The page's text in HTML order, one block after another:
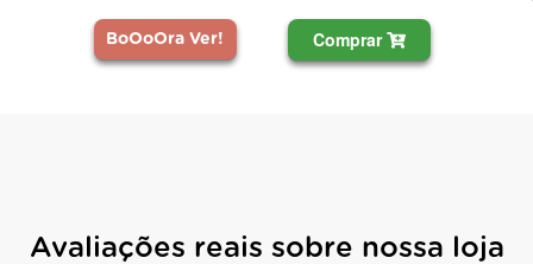
BoOoOra Ver! Comprar
Avaliações reais sobre nossa loja